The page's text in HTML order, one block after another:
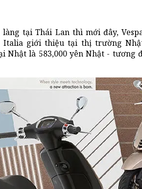
tại Thái Lan thì mới đây,
Italia giới thiệu tại thị trường
Nhật là 583,000 yên Nhật -